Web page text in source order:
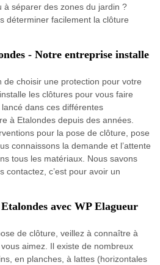
à séparer des zones du jardin ?
déterminer facilement la clôture
- Notre entreprise installe
de choisir une protection pour votre
les clôtures pour vous faire
dans ces différentes
à Etalondes depuis des années.
pour la pose de clôture, pose
connaissons la demande et l’attente
tous les matériaux. Nous savons
contactez, c’est pour avoir un
avec WP Elagueur
de clôture, veillez à connaître à
aimez. Il existe de nombreux
en planches, à lattes (horizontales